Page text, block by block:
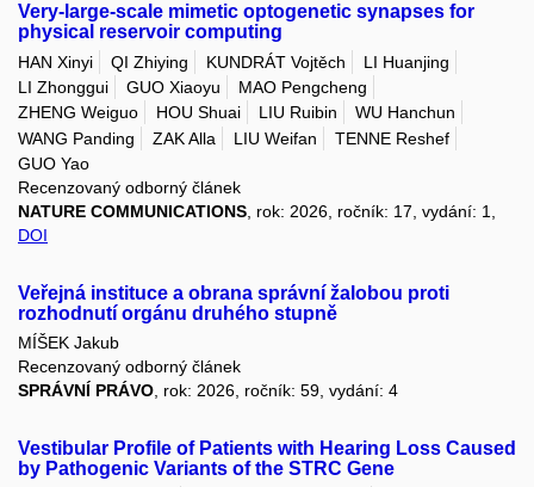
Very-large-scale mimetic optogenetic synapses for
physical reservoir computing
HAN Xinyi QI Zhiying KUNDRÁT Vojtěch
LI Huanjing
LI Zhonggui
GUO Xiaoyu
MAO Pengcheng
ZHENG Weiguo
HOU Shuai LIU Ruibin
WU Hanchun
WANG Panding
ZAK Alla LIU Weifan
TENNE Reshef
GUO Yao
Recenzovaný odborný článek
NATURE COMMUNICATIONS , rok: 2026, ročník: 17, vydání: 1,
DOI
Veřejná instituce a obrana správní žalobou proti
rozhodnutí orgánu druhého stupně
MÍŠEK Jakub
Recenzovaný odborný článek
SPRÁVNÍ PRÁVO , rok: 2026, ročník: 59, vydání: 4
Vestibular Profile of Patients with Hearing Loss Caused
by Pathogenic Variants of the STRC Gene